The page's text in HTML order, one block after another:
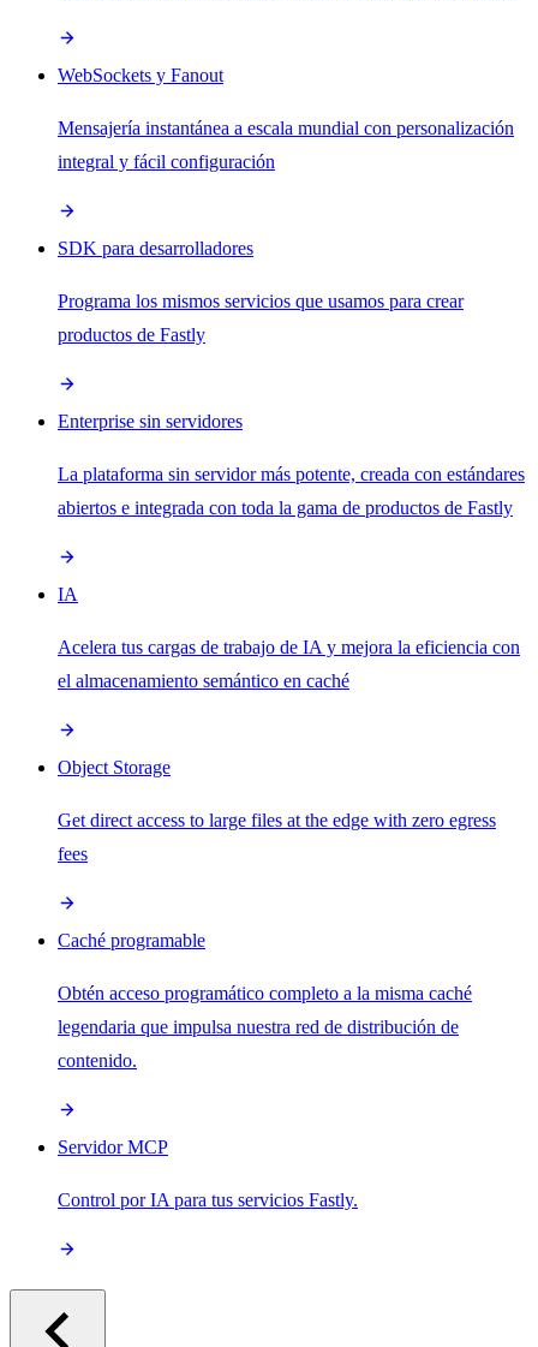
WebSockets y Fanout
Mensajería instantánea a escala mundial con personalización
integral y fácil configuración
SDK para desarrolladores
Programa los mismos servicios que usamos para crear
productos de Fastly
Enterprise sin servidores
La plataforma sin servidor más potente, creada con estándares
abiertos e integrada con toda la gama de productos de Fastly
IA
Acelera tus cargas de trabajo de IA y mejora la eficiencia con
el almacenamiento semántico en caché
Object Storage
Get direct access to large files at the edge with zero egress
fees
Caché programable
Obtén acceso programático completo a la misma caché
legendaria que impulsa nuestra red de distribución de
contenido.
Servidor MCP
Control por IA para tus servicios Fastly.